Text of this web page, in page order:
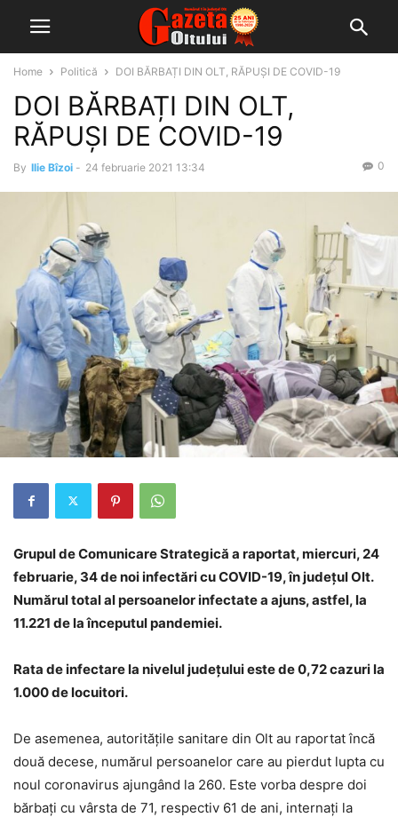
Home Politică DOI BĂRBAȚI DIN OLT, RĂPUȘI DE COVID-19
DOI BĂRBAȚI DIN OLT,
RĂPUȘI DE COVID-19
By Ilie Bîzoi - 24 februarie 2021 13:34 0
Grupul de Comunicare Strategică a raportat, miercuri, 24
februarie, 34 de noi infectări cu COVID-19, în judeţul Olt.
Numărul total al persoanelor infectate a ajuns, astfel, la
11.221 de la începutul pandemiei.
Rata de infectare la nivelul județului este de 0,72 cazuri la
1.000 de locuitori.
De asemenea, autoritățile sanitare din Olt au raportat încă
două decese, numărul persoanelor care au pierdut lupta cu
noul coronavirus ajungând la 260. Este vorba despre doi
bărbați cu vârsta de 71, respectiv 61 de ani, internați la